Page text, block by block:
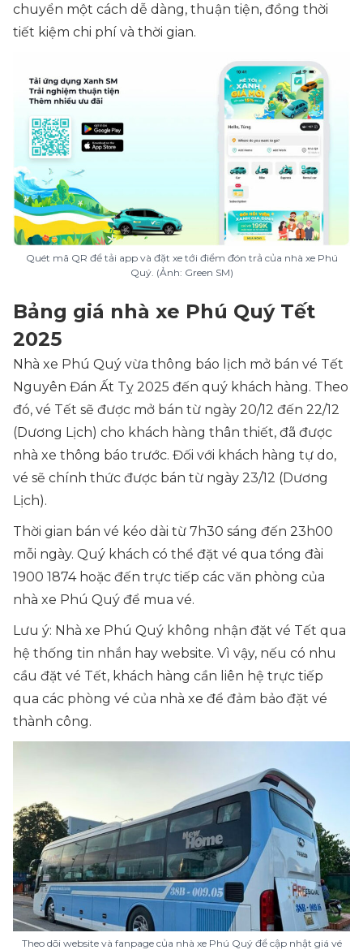
chuyển một cách dễ dàng, thuận tiện, đồng thời
tiết kiệm chi phí và thời gian.
Quét mã QR để tải app và đặt xe tới điểm đón trả của nhà xe Phú
Quý. (Ảnh: Green SM)
Bảng giá nhà xe Phú Quý Tết
2025
Nhà xe Phú Quý vừa thông báo lịch mở bán vé Tết
Nguyên Đán Ất Tỵ 2025 đến quý khách hàng. Theo
đó, vé Tết sẽ được mở bán từ ngày 20/12 đến 22/12
(Dương Lịch) cho khách hàng thân thiết, đã được
nhà xe thông báo trước. Đối với khách hàng tự do,
vé sẽ chính thức được bán từ ngày 23/12 (Dương
Lịch).
Thời gian bán vé kéo dài từ 7h30 sáng đến 23h00
mỗi ngày. Quý khách có thể đặt vé qua tổng đài
1900 1874 hoặc đến trực tiếp các văn phòng của
nhà xe Phú Quý để mua vé.
Lưu ý: Nhà xe Phú Quý không nhận đặt vé Tết qua
hệ thống tin nhắn hay website. Vì vậy, nếu có nhu
cầu đặt vé Tết, khách hàng cần liên hệ trực tiếp
qua các phòng vé của nhà xe để đảm bảo đặt vé
thành công.
Theo dõi website và fanpage của nhà xe Phú Quý để cập nhật giá vé